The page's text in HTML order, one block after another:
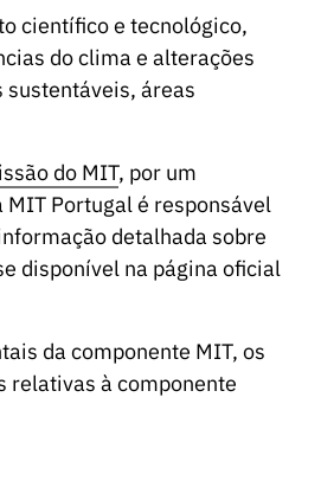
científico e tecnológico,
do clima e alterações
áreas
do MIT, por um
Portugal é responsável
detalhada sobre
disponível na página oficial
da componente MIT, os
relativas à componente